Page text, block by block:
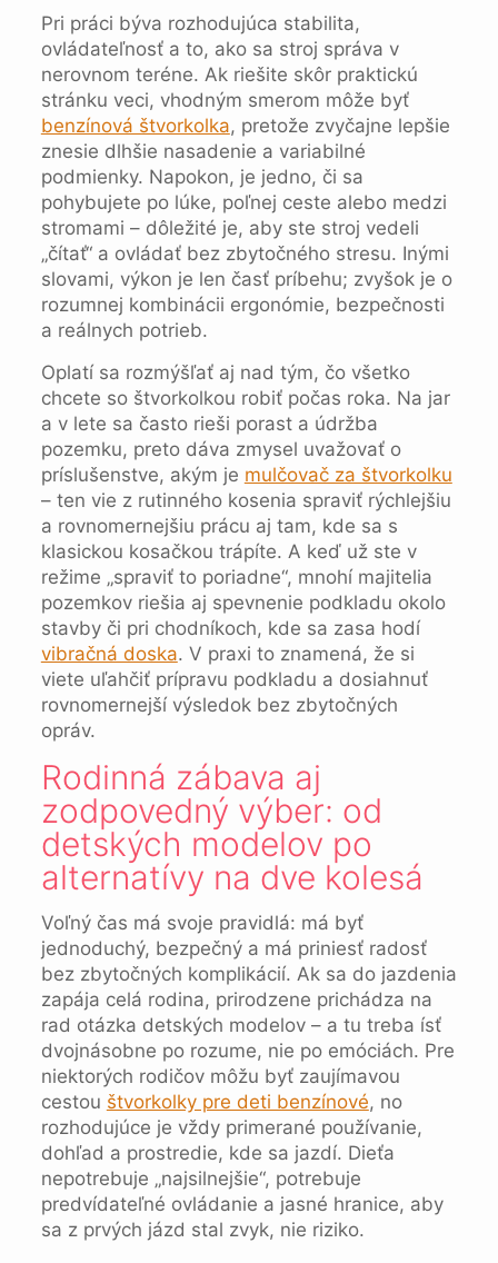
Pri práci býva rozhodujúca stabilita,
ovládateľnosť a to, ako sa stroj správa v
nerovnom teréne. Ak riešite skôr praktickú
stránku veci, vhodným smerom môže byť
benzínová štvorkolka, pretože zvyčajne lepšie
znesie dlhšie nasadenie a variabilné
podmienky. Napokon, je jedno, či sa
pohybujete po lúke, poľnej ceste alebo medzi
stromami – dôležité je, aby ste stroj vedeli
„čítať“ a ovládať bez zbytočného stresu. Inými
slovami, výkon je len časť príbehu; zvyšok je o
rozumnej kombinácii ergonómie, bezpečnosti
a reálnych potrieb.
Oplatí sa rozmýšľať aj nad tým, čo všetko
chcete so štvorkolkou robiť počas roka. Na jar
a v lete sa často rieši porast a údržba
pozemku, preto dáva zmysel uvažovať o
príslušenstve, akým je mulčovač za štvorkolku
– ten vie z rutinného kosenia spraviť rýchlejšiu
a rovnomernejšiu prácu aj tam, kde sa s
klasickou kosačkou trápíte. A keď už ste v
režime „spraviť to poriadne“, mnohí majitelia
pozemkov riešia aj spevnenie podkladu okolo
stavby či pri chodníkoch, kde sa zasa hodí
vibračná doska. V praxi to znamená, že si
viete uľahčiť prípravu podkladu a dosiahnuť
rovnomernejší výsledok bez zbytočných
opráv.
Rodinná zábava aj
zodpovedný výber: od
detských modelov po
alternatívy na dve kolesá
Voľný čas má svoje pravidlá: má byť
jednoduchý, bezpečný a má priniesť radosť
bez zbytočných komplikácií. Ak sa do jazdenia
zapája celá rodina, prirodzene prichádza na
rad otázka detských modelov – a tu treba ísť
dvojnásobne po rozume, nie po emóciách. Pre
niektorých rodičov môžu byť zaujímavou
cestou štvorkolky pre deti benzínové, no
rozhodujúce je vždy primerané používanie,
dohľad a prostredie, kde sa jazdí. Dieťa
nepotrebuje „najsilnejšie“, potrebuje
predvídateľné ovládanie a jasné hranice, aby
sa z prvých jázd stal zvyk, nie riziko.